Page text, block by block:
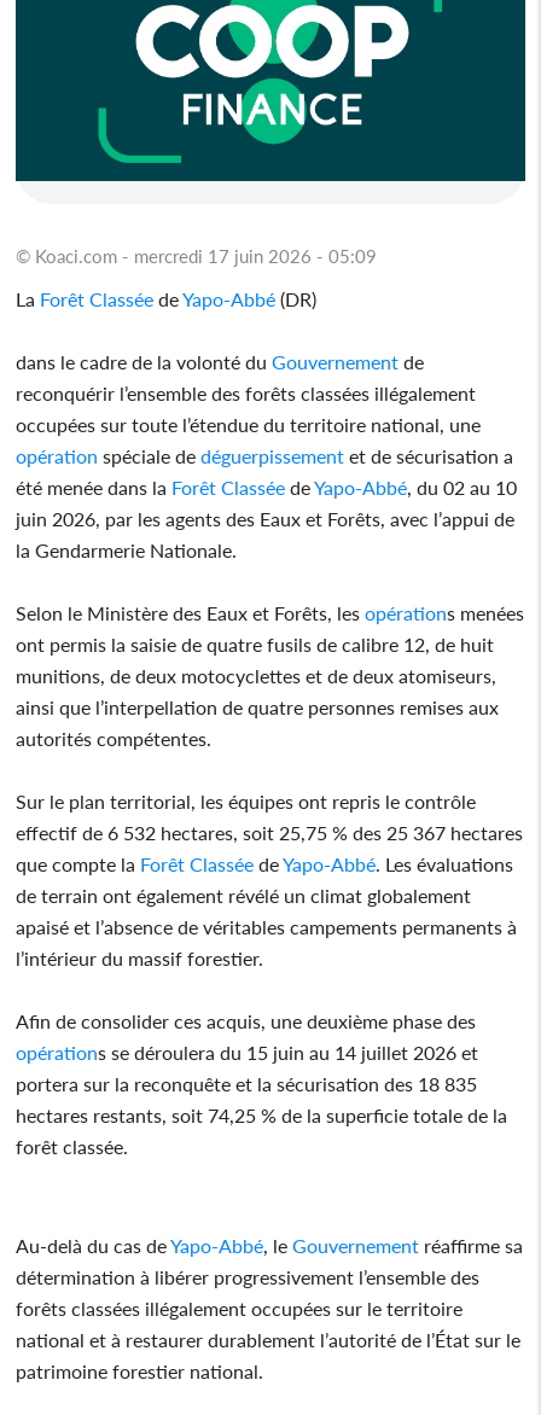
© Koaci.com - mercredi 17 juin 2026 - 05:09
La Forêt Classée deYapo-Abbé (DR)
dans le cadre de la volonté duGouvernement de
reconquérir l’ensemble des forêts classées illégalement
occupées sur toute l’étendue du territoire national, une
opération spéciale dedéguerpissement et de sécurisation a
été menée dans la Forêt Classée deYapo-Abbé , du 02 au 10
juin 2026, par les agents des Eaux et Forêts, avec l’appui de
la Gendarmerie Nationale.
Selon le Ministère des Eaux et Forêts, lesopérations menées
ont permis la saisie de quatre fusils de calibre 12, de huit
munitions, de deux motocyclettes et de deux atomiseurs,
ainsi que l’interpellation de quatre personnes remises aux
autorités compétentes.
Sur le plan territorial, les équipes ont repris le contrôle
effectif de 6 532 hectares, soit 25,75 % des 25 367 hectares
que compte la Forêt Classée deYapo-Abbé . Les évaluations
de terrain ont également révélé un climat globalement
apaisé et l’absence de véritables campements permanents à
l’intérieur du massif forestier.
Afin de consolider ces acquis, une deuxième phase des
opérations se déroulera du 15 juin au 14 juillet 2026 et
portera sur la reconquête et la sécurisation des 18 835
hectares restants, soit 74,25 % de la superficie totale de la
forêt classée.
Au-delà du cas deYapo-Abbé , leGouvernement réaffirme sa
détermination à libérer progressivement l’ensemble des
forêts classées illégalement occupées sur le territoire
national et à restaurer durablement l’autorité de l’État sur le
patrimoine forestier national.